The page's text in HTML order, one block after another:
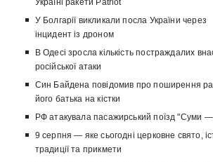
Україні ракети Patriot
У Болгарії викликали посла України через
інцидент із дроном
В Одесі зросла кількість постраждалих
російської атаки
Син Байдена повідомив про поширення
його батька на кістки
РФ атакувала пасажирський поїзд "Суми —
9 серпня — яке сьогодні церковне свято,
традиції та прикмети